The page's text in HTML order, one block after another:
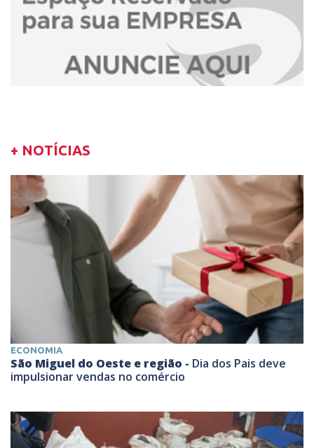
+ NOTÍCIAS
ECONOMIA
São Miguel do Oeste e região - Dia dos Pais deve
impulsionar vendas no comércio